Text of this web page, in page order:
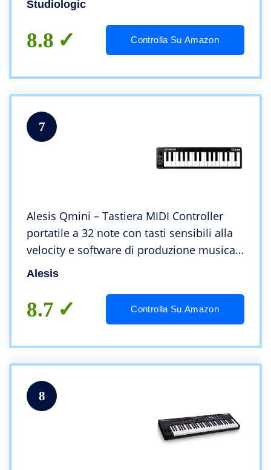
Studiologic
8.8 Controlla Su Amazon
7
Alesis Qmini – Tastiera MIDI Controller
portatile a 32 note con tasti sensibili alla
velocity e software di produzione musicale
incluso
Alesis
8.7 Controlla Su Amazon
8